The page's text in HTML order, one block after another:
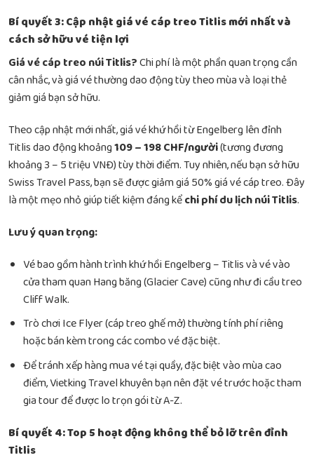
Bí quyết 3: Cập nhật giá vé cáp treo Titlis mới nhất và
cách sở hữu vé tiện lợi
Giá vé cáp treo núi Titlis?Chi phí là một phần quan trọng cần
cân nhắc, và giá vé thường dao động tùy theo mùa và loại thẻ
giảm giá bạn sở hữu.
Theo cập nhật mới nhất, giá vé khứ hồi từ Engelberg lên đỉnh
Titlis dao động khoảng109 – 198 CHF/người(tương đương
khoảng 3 – 5 triệu VNĐ) tùy thời điểm. Tuy nhiên, nếu bạn sở hữu
Swiss Travel Pass, bạn sẽ được giảm giá 50% giá vé cáp treo. Đây
là một mẹo nhỏ giúp tiết kiệm đáng kểchi phí du lịch núi Titlis.
Lưu ý quan trọng:
Vé bao gồm hành trình khứ hồi Engelberg – Titlis và vé vào
cửa tham quan Hang băng (Glacier Cave) cũng như đi cầu treo
Cliff Walk.
Trò chơi Ice Flyer (cáp treo ghế mở) thường tính phí riêng
hoặc bán kèm trong các combo vé đặc biệt.
Để tránh xếp hàng mua vé tại quầy, đặc biệt vào mùa cao
điểm, Vietking Travel khuyên bạn nên đặt vé trước hoặc tham
gia tour để được lo trọn gói từ A-Z.
Bí quyết 4: Top 5 hoạt động không thể bỏ lỡ trên đỉnh
Titlis